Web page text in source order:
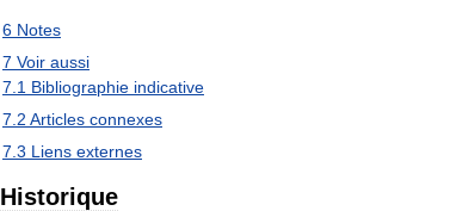
6 Notes
7 Voir aussi
7 1 Bibliographie indicative
7 2 Articles connexes
7 3 Liens externes
Historique